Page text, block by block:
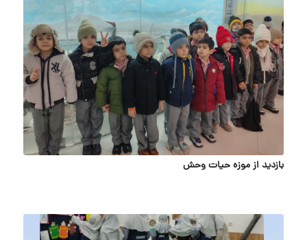
بازدید از موزه حیات وحش